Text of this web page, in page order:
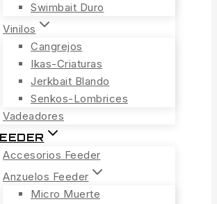
Swimbait Duro
Vinilos
Cangrejos
Ikas-Criaturas
Jerkbait Blando
Senkos-Lombrices
Vadeadores
Accesorios Feeder
Anzuelos Feeder
Micro Muerte